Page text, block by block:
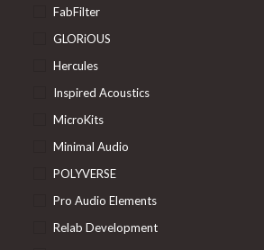
FabFilter
GLORiOUS
Hercules
Inspired Acoustics
MicroKits
Minimal Audio
POLYVERSE
Pro Audio Elements
Relab Development